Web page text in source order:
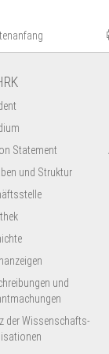
Statement
und Struktur
und
der Wissenschafts­